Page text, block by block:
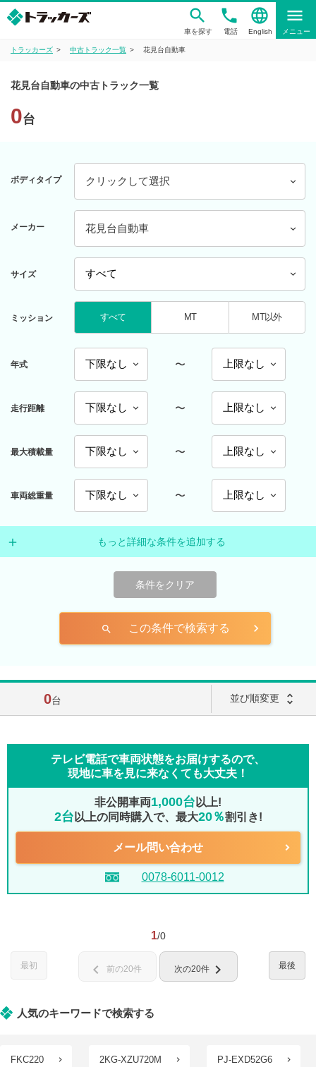
車を探す
phone
電話
language
English
menu
メニュー
トラッカーズ 中古トラック一覧 花見台自動車
花見台自動車の中古トラック一覧
0台
ボディタイプ クリックして選択
メーカー 花見台自動車
サイズ
ミッション すべて MT MT以外
年式 〜
走行距離 〜
最大積載量 〜
車両総重量 〜
もっと詳細な条件を追加する
条件をクリア
search この条件で検索する
0台 並び順変更 unfold_more
テレビ電話で車両状態をお届けするので、
現地に車を見に来なくても大丈夫！
非公開車両1,000台 以上!
2台 以上の同時購入で、最大20％割引き!
メール問い合わせ
0078-6011-0012
1/0
最初 最後
chevron_left 前の20件 次の20件 chevron_right
人気のキーワードで検索する
FKC220 2KG-XZU720M PJ-EXD52G6